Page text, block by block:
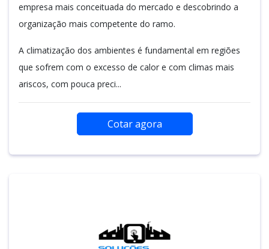
empresa mais conceituada do mercado e descobrindo a
organização mais competente do ramo.
A climatização dos ambientes é fundamental em regiões
que sofrem com o excesso de calor e com climas mais
ariscos, com pouca preci...
Cotar agora